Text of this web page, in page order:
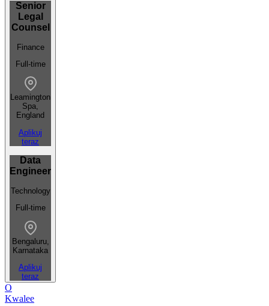
Senior
Legal
Counsel
Finance
Full-time
Leamington
Spa,
England
Aplikuj
teraz
Data
Engineer
Technology
Full-time
Bengaluru,
Karnataka
Aplikuj
teraz
O
Kwalee